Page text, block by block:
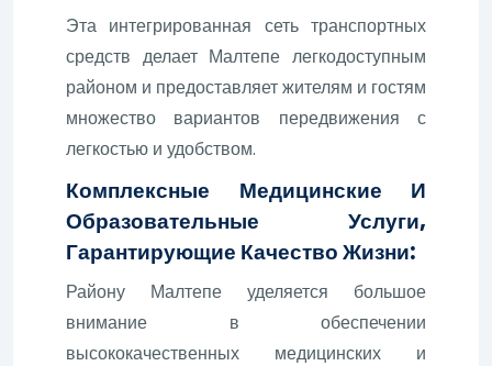
Эта интегрированная сеть транспортных
средств делает Малтепе легкодоступным
районом и предоставляет жителям и гостям
множество вариантов передвижения с
легкостью и удобством.
Комплексные Медицинские И
Образовательные Услуги,
Гарантирующие Качество Жизни:
Району Малтепе уделяется большое
внимание в обеспечении
высококачественных медицинских и